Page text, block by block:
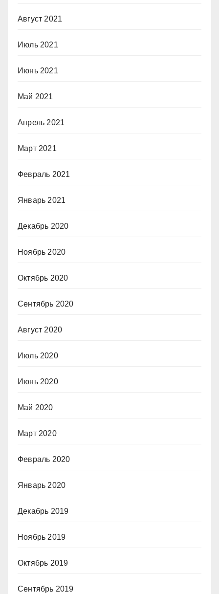
Август 2021
Июль 2021
Июнь 2021
Май 2021
Апрель 2021
Март 2021
Февраль 2021
Январь 2021
Декабрь 2020
Ноябрь 2020
Октябрь 2020
Сентябрь 2020
Август 2020
Июль 2020
Июнь 2020
Май 2020
Март 2020
Февраль 2020
Январь 2020
Декабрь 2019
Ноябрь 2019
Октябрь 2019
Сентябрь 2019